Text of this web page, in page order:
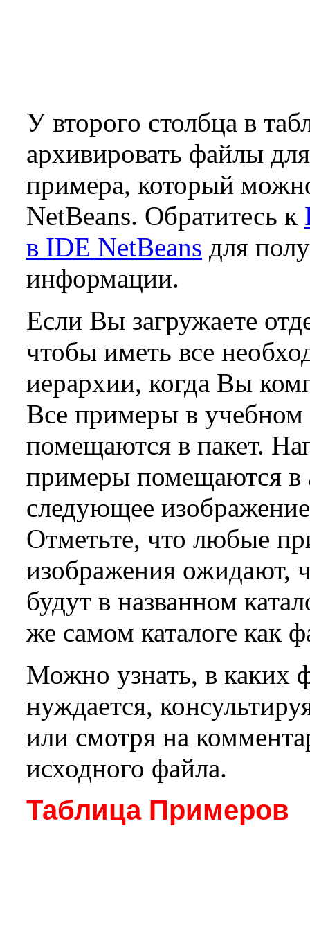
У второго столбца в
архивировать файлы
примера, который
NetBeans. Обратитесь к
в IDE NetBeans для
информации.
Если Вы загружаете
чтобы иметь все
иерархии, когда Вы
Все примеры в учебном
помещаются в пакет.
примеры помещаются
следующее
Отметьте, что любые
изображения ожидают,
будут в названном
же самом каталоге как
Можно узнать, в каких
нуждается,
или смотря на
исходного файла.
Таблица Примеров